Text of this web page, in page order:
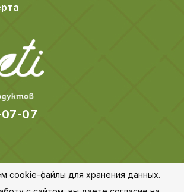
07
Карта сайта
cookie-файлы для хранения данных.